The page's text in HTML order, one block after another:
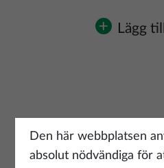
Lägg
Den här webbplatsen
absolut nödvändiga för